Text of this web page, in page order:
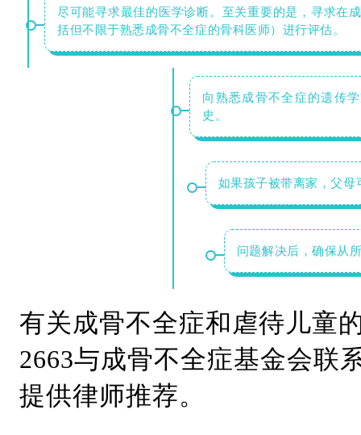
尽可能寻求最佳的医学诊断。至关重要的是，寻求在
括但不限于熟悉成骨不全症的骨科医师）进行评估。
向熟悉成骨不全症的遗传
史。
如果孩子被带离家，父
问题解决后，确保从
有关成骨不全症和虐待儿童
2663与成骨不全症基金会联
提供律师推荐。